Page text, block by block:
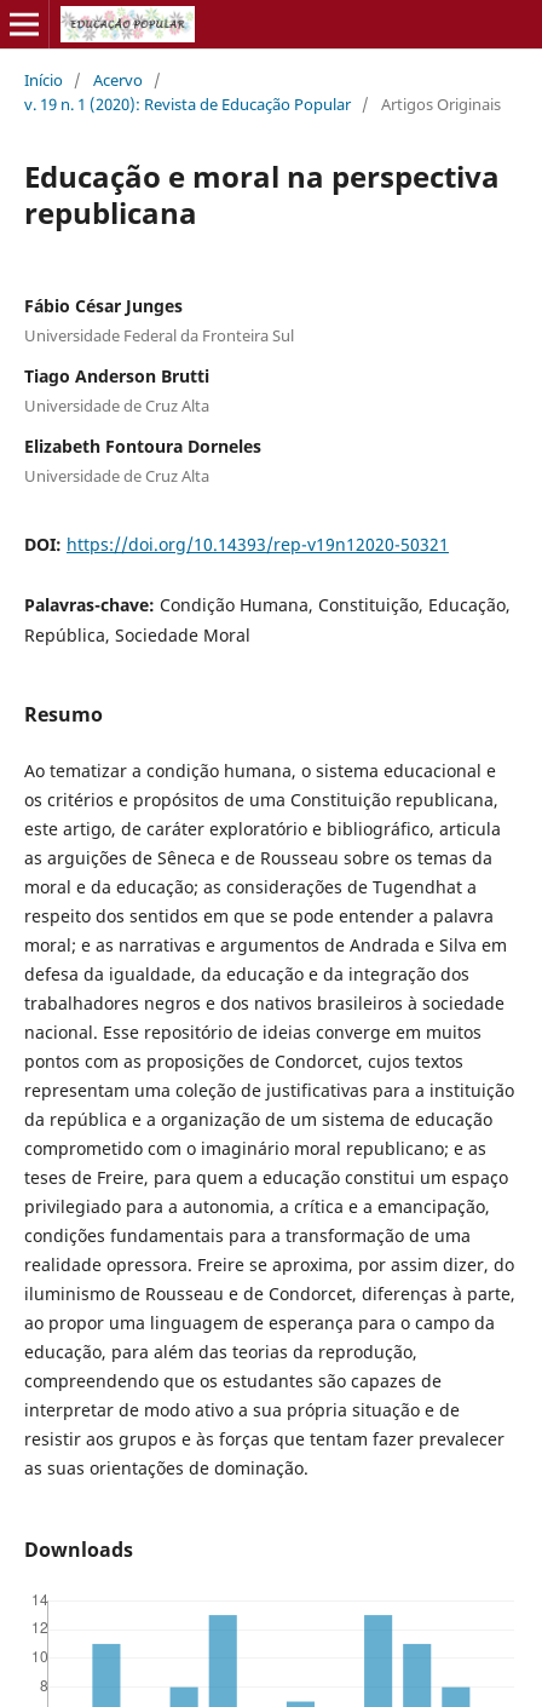
Início / Acervo /
v. 19 n. 1 (2020): Revista de Educação Popular / Artigos Originais
Educação e moral na perspectiva
republicana
Fábio César Junges
Universidade Federal da Fronteira Sul
Tiago Anderson Brutti
Universidade de Cruz Alta
Elizabeth Fontoura Dorneles
Universidade de Cruz Alta
DOI: https://doi.org/10.14393/rep-v19n12020-50321
Palavras-chave: Condição Humana, Constituição, Educação,
República, Sociedade Moral
Resumo
Ao tematizar a condição humana, o sistema educacional e
os critérios e propósitos de uma Constituição republicana,
este artigo, de caráter exploratório e bibliográfico, articula
as arguições de Sêneca e de Rousseau sobre os temas da
moral e da educação; as considerações de Tugendhat a
respeito dos sentidos em que se pode entender a palavra
moral; e as narrativas e argumentos de Andrada e Silva em
defesa da igualdade, da educação e da integração dos
trabalhadores negros e dos nativos brasileiros à sociedade
nacional. Esse repositório de ideias converge em muitos
pontos com as proposições de Condorcet, cujos textos
representam uma coleção de justificativas para a instituição
da república e a organização de um sistema de educação
comprometido com o imaginário moral republicano; e as
teses de Freire, para quem a educação constitui um espaço
privilegiado para a autonomia, a crítica e a emancipação,
condições fundamentais para a transformação de uma
realidade opressora. Freire se aproxima, por assim dizer, do
iluminismo de Rousseau e de Condorcet, diferenças à parte,
ao propor uma linguagem de esperança para o campo da
educação, para além das teorias da reprodução,
compreendendo que os estudantes são capazes de
interpretar de modo ativo a sua própria situação e de
resistir aos grupos e às forças que tentam fazer prevalecer
as suas orientações de dominação.
Downloads